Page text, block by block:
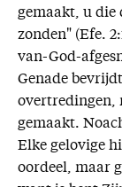
gemaakt, u die
zonden" (Efe.
van-God-
Genade
overtredingen,
gemaakt.
Elke gelovige
oordeel, maar